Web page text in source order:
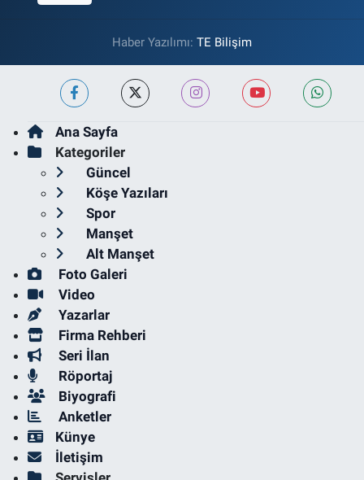
Haber Yazılımı: TE Bilişim
Ana Sayfa
Kategoriler
Güncel
Köşe Yazıları
Spor
Manşet
Alt Manşet
Foto Galeri
Video
Yazarlar
Firma Rehberi
Seri İlan
Röportaj
Biyografi
Anketler
Künye
İletişim